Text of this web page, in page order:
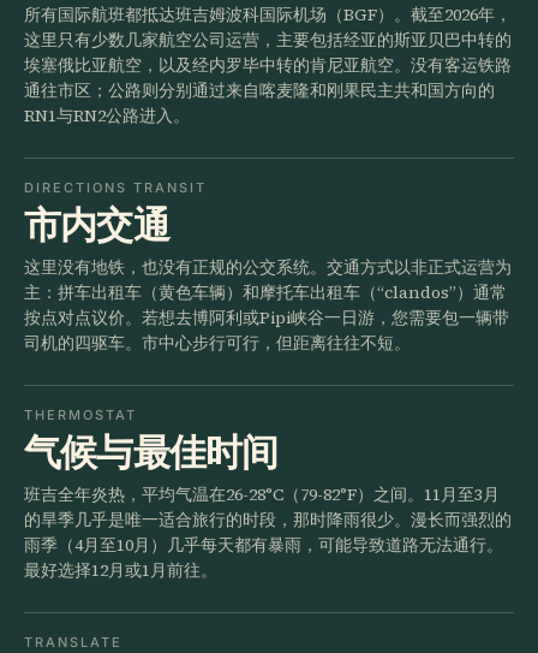
所有国际航班都抵达班吉姆波科国际机场（BGF）。截至2026年，
这里只有少数几家航空公司运营，主要包括经亚的斯亚贝巴中转的
埃塞俄比亚航空，以及经内罗毕中转的肯尼亚航空。没有客运铁路
通往市区；公路则分别通过来自喀麦隆和刚果民主共和国方向的
RN1与RN2公路进入。
DIRECTIONS TRANSIT
市内交通
这里没有地铁，也没有正规的公交系统。交通方式以非正式运营为
主：拼车出租车（黄色车辆）和摩托车出租车（“clandos”）通常
按点对点议价。若想去博阿利或Pipi峡谷一日游，您需要包一辆带
司机的四驱车。市中心步行可行，但距离往往不短。
THERMOSTAT
气候与最佳时间
班吉全年炎热，平均气温在26-28°C（79-82°F）之间。11月至3月
的旱季几乎是唯一适合旅行的时段，那时降雨很少。漫长而强烈的
雨季（4月至10月）几乎每天都有暴雨，可能导致道路无法通行。
最好选择12月或1月前往。
TRANSLATE